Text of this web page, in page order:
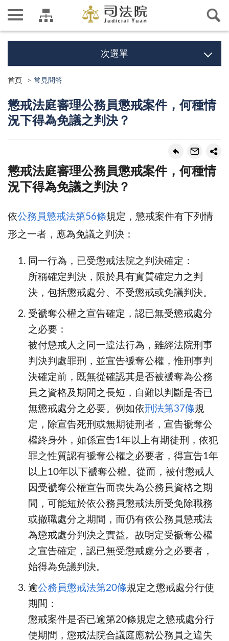
次選單
首頁 常見問答
懲戒法庭審理公務員懲戒案件，何種情
況下得為免議之判決？
懲戒法庭審理公務員懲戒案件，何種情
況下得為免議之判決？
依公務員懲戒法第56條規定，懲戒案件有下列情
形之一者，應為免議之判決：
同一行為，已受懲戒法院之判決確定：
所稱確定判決，限於具有實質確定力之判
決，包括懲戒處分、不受懲戒或免議判決。
受褫奪公權之宣告確定，認已無受懲戒處分
之必要：
被付懲戒人之同一違法行為，雖經法院刑事
判決判處罪刑，並宣告褫奪公權，惟刑事判
決確定前，既無從確認其是否被褫奪為公務
員之資格及期間之長短，自難以判斷是否已
無懲戒處分之必要。例如依刑法第37條規
定，除宣告死刑或無期徒刑者，宣告褫奪公
權終身外，如係宣告1年以上有期徒刑，依犯
罪之性質認有褫奪公權之必要者，得宣告1年
以上10年以下褫奪公權。從而，被付懲戒人
因受褫奪公權宣告而喪失為公務員資格之期
間，可能短於依公務員懲戒法所受免除職務
或撤職處分之期間，而仍有依公務員懲戒法
為懲戒處分判決之實益。故明定受褫奪公權
之宣告確定，認已無受懲戒處分之必要者，
始得為免議判決。
逾公務員懲戒法第20條規定之懲戒處分行使
期間：
懲戒案件是否已逾第20條規定之懲戒處分行
使期間，懲戒法院合議庭應就公務員之違失